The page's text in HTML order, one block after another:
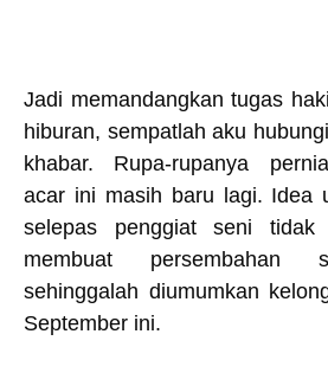
Jadi memandangkan tugas
hiburan, sempatlah aku
khabar. Rupa-rupanya
acar ini masih baru lagi. Idea
selepas penggiat seni tidak
membuat persembahan
sehinggalah diumumkan
September ini.